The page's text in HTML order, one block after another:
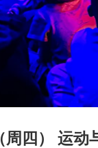
周四） 运动